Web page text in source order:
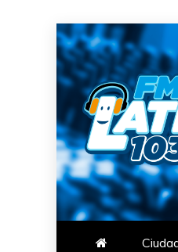
Skip
to
content
FM
NOTICIAS